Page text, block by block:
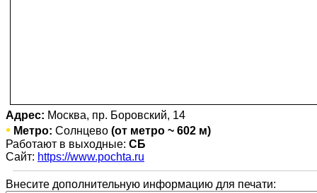
Адрес: Москва, пр. Боровский, 14
• Метро: Солнцево (от метро ~ 602 м)
Работают в выходные: СБ
Сайт: https://www.pochta.ru
Внесите дополнительную информацию для печати: